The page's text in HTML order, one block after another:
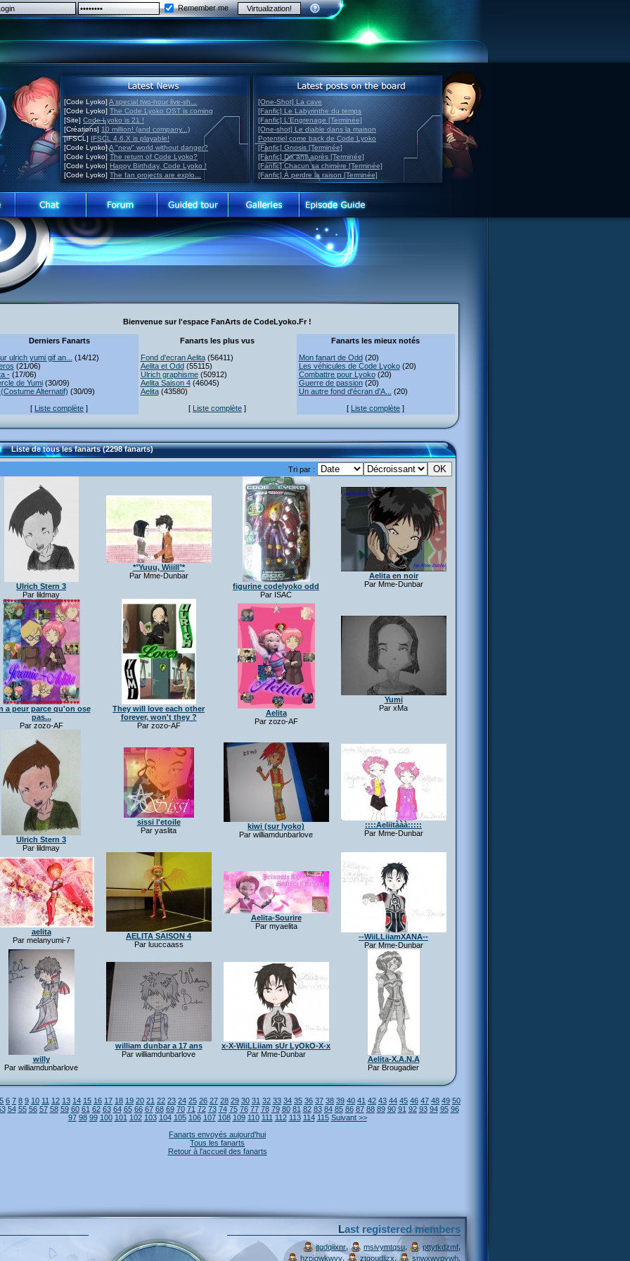
Remember me
[Code Lyoko] A special two-hour live-sh...
[Code Lyoko] The Code Lyoko OST is coming
[Site] Code Lyoko is 21 !
[Créations] 10 million! (and company...)
[IFSCL] IFSCL 4.6.X is playable!
[Code Lyoko]A "new" world without danger?
[Code Lyoko] The return of Code Lyoko?
[Code Lyoko] Happy Birthday, Code Lyoko !
[Code Lyoko] The fan projects are explo...
[One-Shot] La cave
[Fanfic] Le Labyrinthe du temps
[Fanfic] L'Engrenage [Terminée]
[One-shot] Le diable dans la maison
Potentiel come back de Code Lyoko
[Fanfic] Gnosis [Terminée]
[Fanfic] Dix ans après [Terminée]
[Fanfic] Chacun sa chimère [Terminée]
[Fanfic] À perdre la raison [Terminée]
Bienvenue sur l'espace FanArts de CodeLyoko.Fr !
Derniers Fanarts
ulrich yumi gif an...
(14/12)
(21/06)
-(17/06)
de Yumi(30/09)
Alternatif) (30/09)
[ Liste complète ]
Fanarts les plus vus
Fond d'ecran Aelita(56411)
Aelita et Odd(55115)
Ulrich graphisme(50912)
Aelita Saison 4(46045)
Aelita(43580)
[ Liste complète ]
Fanarts les mieux notés
Mon fanart de Odd(20)
Les véhicules de Code Lyoko(20)
Combattre pour Lyoko(20)
Guerre de passion(20)
Un autre fond d'écran d'A...
(20)
[ Liste complète ]
Liste de tous les fanarts (2298 fanarts)
Tri par :
Ulrich Stern 3
Par lildmay
*°Yuuu, Wiiill°*
Par Mme-Dunbar
figurine codelyoko odd
Par ISAC
Aelita en noir
Par Mme-Dunbar
a peur parce qu'on ose
pas...
Par zozo-AF
They will love each other
forever, won't they ?
Par zozo-AF
Aelita
Par zozo-AF
Yumi
Par xMa
Ulrich Stern 3
Par lildmay
sissi l'etoile
Par yaslita
kiwi (sur lyoko)
Par williamdunbarlove
::::Aeliitààà:::::
Par Mme-Dunbar
aelita
Par melanyumi-7
AELITA SAISON 4
Par luuccaass
Aelita-Sourire
Par myaelita
--WiiLLiiamXANA--
Par Mme-Dunbar
willy
Par williamdunbarlove
william dunbar a 17 ans
Par williamdunbarlove
x-X-WiiLLiiam sUr LyOkO-X-x
Par Mme-Dunbar
Aelita-X.A.N.A
Par Brougadier
5 6 7 8 9 10 11 12 13 14 15 16 17 18 19 20 21 22 23 24 25 26 27 28 29 30 31 32 33 34 35 36 37 38 39 40 41 42 43 44 45 46 47 48 49 50
54 55 56 57 58 59 60 61 62 63 64 65 66 67 68 69 70 71 72 73 74 75 76 77 78 79 80 81 82 83 84 85 86 87 88 89 90 91 92 93 94 95 96
97 98 99 100 101 102 103 104 105 106 107 108 109 110 111 112 113 114 115 Suivant >>
Fanarts envoyés aujourd'hui
Tous les fanarts
Retour à l'accueil des fanarts
Last registered members
itgdqiixnr msivymtqsu pttytkdzmf
hzpjqwkwvv
ztgoudljzx snwxwvpywh